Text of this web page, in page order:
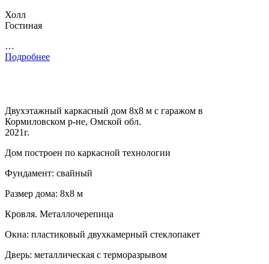
Холл
Гостиная
…
Подробнее
Двухэтажный каркасный дом 8х8 м с гаражом в
Кормиловском р-не, Омской обл.
2021г.
Дом построен по каркасной технологии
Фундамент: свайный
Размер дома: 8х8 м
Кровля. Металлочерепица
Окна: пластиковый двухкамерный стеклопакет
Дверь: металлическая с терморазрывом